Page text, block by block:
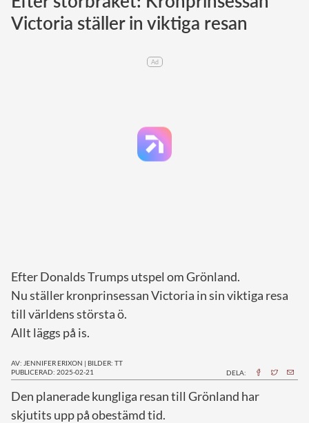
Norska kungahuset
Jordanska kungahuset
Victoria ställer in viktiga resan
Ad
Efter Donalds Trumps utspel om Grönland.
Nu ställer kronprinsessan Victoria in sin viktiga resa
till världens största ö.
Allt läggs på is.
AV: JENNIFER ERIXON | BILDER: TT
PUBLICERAD: 2025-02-21
DELA:
Den planerade kungliga resan till Grönland har
skjutits upp på obestämd tid.